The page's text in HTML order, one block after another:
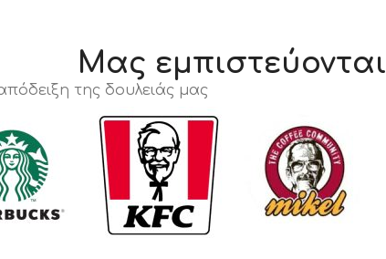
Μας εμπιστεύονται
της δουλειάς μας